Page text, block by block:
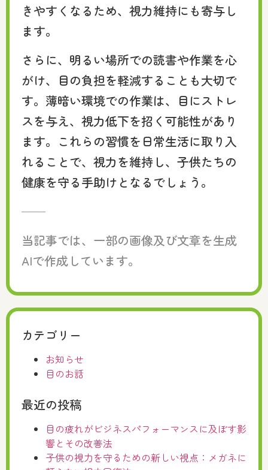
きやすくなるため、視力維持にも寄与し
ます。
さらに、明るい場所での読書や作業を心
がけ、目の負担を軽減することも大切で
す。薄暗い環境での作業は、目にストレ
スを与え、視力低下を招く可能性があり
ます。これらの習慣を日常生活に取り入
れることで、視力を維持し、子供たちの
健康を守る手助けとなるでしょう。
——
当記事では、一部の画像及び文章を生成
AIで作成しています。
カテゴリー
お知らせ
目のお話
最近の投稿
目の疲れがビジネスパフォーマンスに及ぼす影
響とその改善法
子供の視力を守るための新しい視点：メガネに